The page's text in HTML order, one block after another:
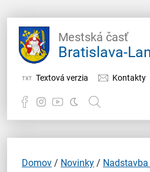
Mestská časť
Bratislava-
Textová verzia Kontakty
Samospráva
Domov / Novinky /